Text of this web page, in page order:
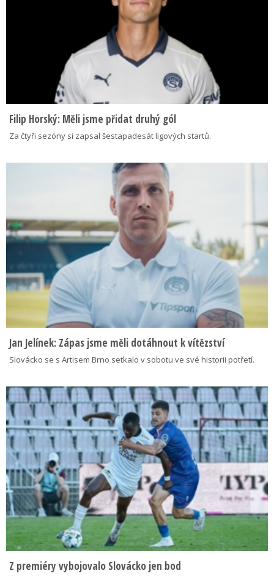
Filip Horský: Měli jsme přidat druhý gól
Za čtyři sezóny si zapsal šestapadesát ligových startů.
Jan Jelínek: Zápas jsme měli dotáhnout k vítězství
Slovácko se s Artisem Brno setkalo v sobotu ve své historii potřetí.
Z premiéry vybojovalo Slovácko jen bod